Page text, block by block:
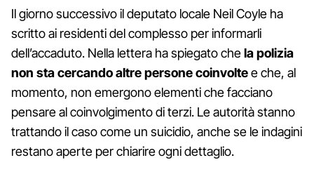
Il giorno successivo il deputato locale Neil Coyle ha
scritto ai residenti del complesso per informarli
dell’accaduto. Nella lettera ha spiegato chela polizia
non sta cercando altre persone coinvoltee che, al
momento, non emergono elementi che facciano
pensare al coinvolgimento di terzi. Le autorità stanno
trattando il caso come un suicidio, anche se le indagini
restano aperte per chiarire ogni dettaglio.